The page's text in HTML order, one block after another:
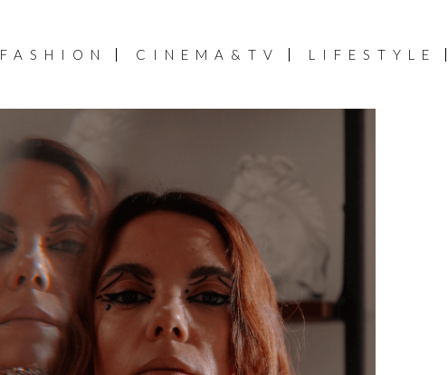
FASHION CINEMA&TV LIFESTYLE